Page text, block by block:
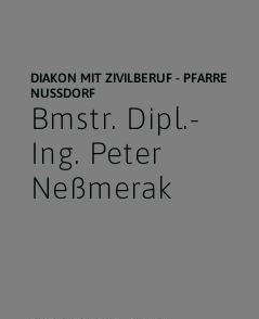
DIAKON MIT ZIVILBERUF - PFARRE
NUSSDORF
Bmstr. Dipl.-
Ing. Peter
Neßmerak